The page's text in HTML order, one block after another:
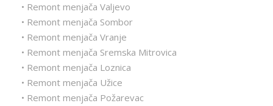
• Remont menjača Valjevo
• Remont menjača Sombor
• Remont menjača Vranje
• Remont menjača Sremska Mitrovica
• Remont menjača Loznica
• Remont menjača Užice
• Remont menjača Požarevac